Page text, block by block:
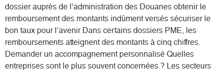
dossier auprès de l’administration des Douanes obtenir le
remboursement des montants indûment versés sécuriser le
bon taux pour l’avenir Dans certains dossiers PME, les
remboursements atteignent des montants à cinq chiffres.
Demander un accompagnement personnalisé Quelles
entreprises sont le plus souvent concernées ? Les secteurs